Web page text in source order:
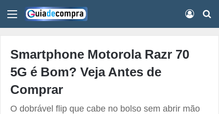
Menu
Smartphone Motorola Razr 70
5G é Bom? Veja Antes de
Comprar
O dobrável flip que cabe no bolso sem abrir mão